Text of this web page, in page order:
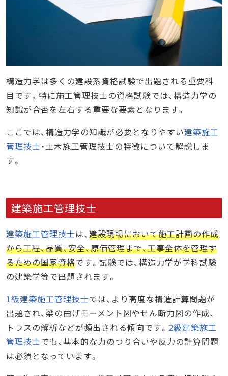
構造力学は多くの建設系資格試験で出題される重要科
目です。特に施工管理技士の資格試験では、構造力学の
知識が合否を左右する重要な要素となります。
ここでは、構造力学の知識が必要となりやすい建築施工
管理技士・土木施工管理技士の特徴について解説しま
す。
建築施工管理技士
建築施工管理技士は、建設現場において施工計画の作成
から工程、品質、安全、原価管理まで、工事全体を管理す
るための国家資格です。試験では、構造力学が学科試験
の建築学等で出題されます。
1級建築施工管理技士では、より高度な構造計算問題が
出題され、梁の曲げモーメント図やせん断力図の作成、
トラスの解析などが頻出される傾向です。 2級建築施工
管理技士でも、基本的な力のつり合いや反力の計算問題
は必須となっています。